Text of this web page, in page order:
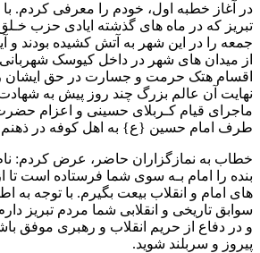
در آغاز خطبه اول، خودم را معرفی کردم.
تبریز که در ماه های گذشته ایادی حزب
جمعه را در این شهر به آتش کشیده بودند و
از میدان های شهر در داخل کیوسک شهربانی
اقسام هتک حرمت و جسارت در حق ایشان
نهایت آن عالم بزرگ چند روز پیش به شهادت
ماجرای قیام کـربلای حسینی و اعزام
طرف امام حسین {ع} به اهل کوفه در
خطاب به نمازگزاران حاضر، عرض کردم:
بنده را امام بـه سوى شما فرستاده است تا
های امام و انقلاب بیعت بگیرم. با توجه به
سوابق تاریخی و انقلابی شما مردم تبریز
و در دفاع از حریم انقلاب و رهبری موفق
پیروز و سربلند شوید.